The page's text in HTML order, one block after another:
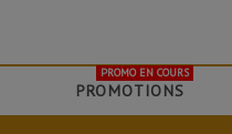
PROMOTIONS
PROMO EN COURS